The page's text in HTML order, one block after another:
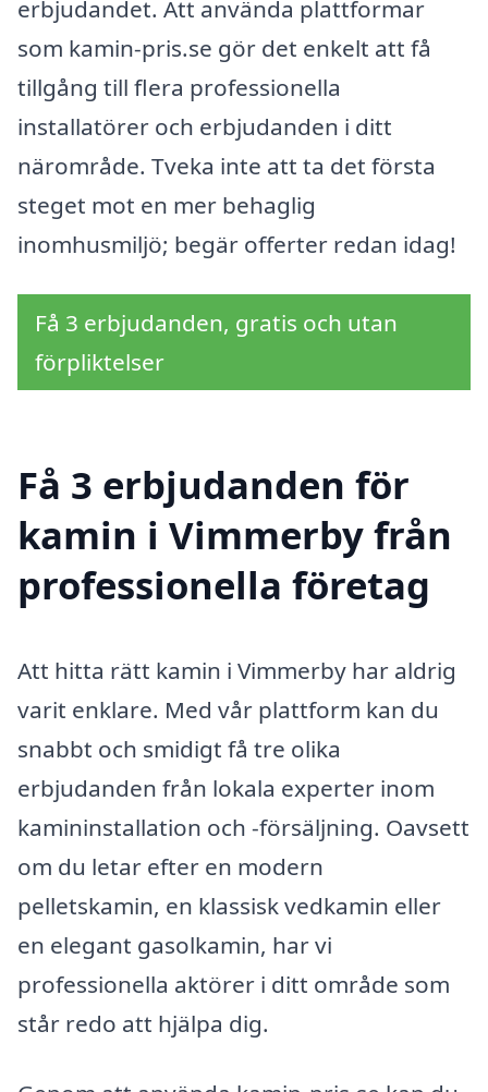
erbjudandet. Att använda plattformar
som kamin-pris.se gör det enkelt att få
tillgång till flera professionella
installatörer och erbjudanden i ditt
närområde. Tveka inte att ta det första
steget mot en mer behaglig
inomhusmiljö; begär offerter redan idag!
Få 3 erbjudanden, gratis och utan
förpliktelser
Få 3 erbjudanden för
kamin i Vimmerby från
professionella företag
Att hitta rätt kamin i Vimmerby har aldrig
varit enklare. Med vår plattform kan du
snabbt och smidigt få tre olika
erbjudanden från lokala experter inom
kamininstallation och -försäljning. Oavsett
om du letar efter en modern
pelletskamin, en klassisk vedkamin eller
en elegant gasolkamin, har vi
professionella aktörer i ditt område som
står redo att hjälpa dig.